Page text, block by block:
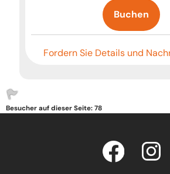
Buchen
Fordern Sie Details und
Besucher auf dieser Seite: 78